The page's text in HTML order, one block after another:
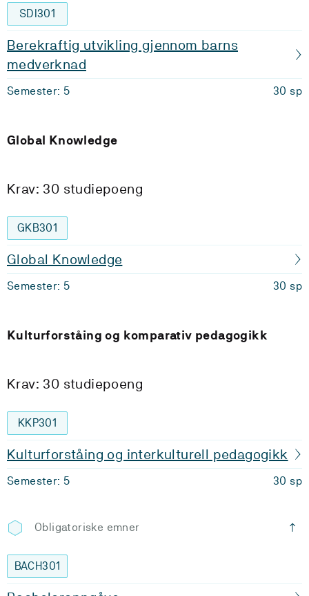
SDI301
Berekraftig utvikling gjennom barns
medverknad
Semester: 5 30 sp
Global Knowledge
Krav: 30 studiepoeng
GKB301
Global Knowledge
Semester: 5 30 sp
Kulturforståing og komparativ pedagogikk
Krav: 30 studiepoeng
KKP301
Kulturforståing og interkulturell pedagogikk
Semester: 5 30 sp
Obligatoriske emner
BACH301